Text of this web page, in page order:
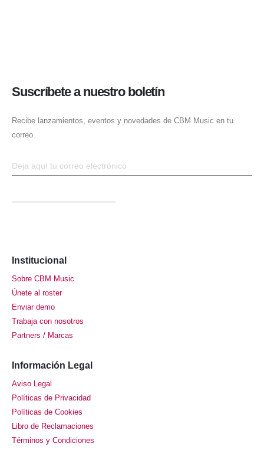
Suscríbete a nuestro boletín
Recibe lanzamientos, eventos y novedades de CBM Music en tu
correo.
Institucional
Sobre CBM Music
Únete al roster
Enviar demo
Trabaja con nosotros
Partners / Marcas
Información Legal
Aviso Legal
Políticas de Privacidad
Políticas de Cookies
Libro de Reclamaciones
Términos y Condiciones